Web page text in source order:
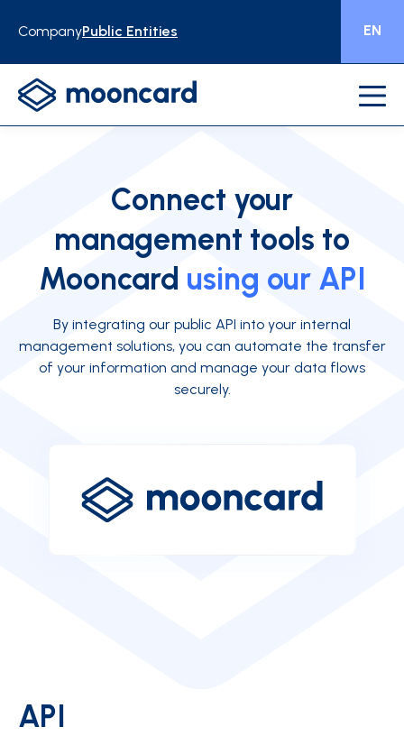
CompanyPublic Entities EN
Connect your
management tools to
Mooncard using our API
By integrating our public API into your internal
management solutions, you can automate the transfer
of your information and manage your data flows
securely.
API